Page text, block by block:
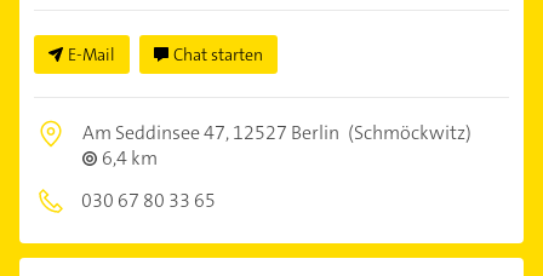
E-Mail Chat starten
Am Seddinsee 47,12527 Berlin (Schmöckwitz)
6,4 km
030 67 80 33 65